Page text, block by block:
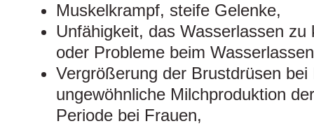
Muskelkrampf, steife Gelenke,
Unfähigkeit, das Wasserlassen
oder Probleme beim
Vergrößerung der Brustdrüsen
ungewöhnliche Milchproduktion
Periode bei Frauen,